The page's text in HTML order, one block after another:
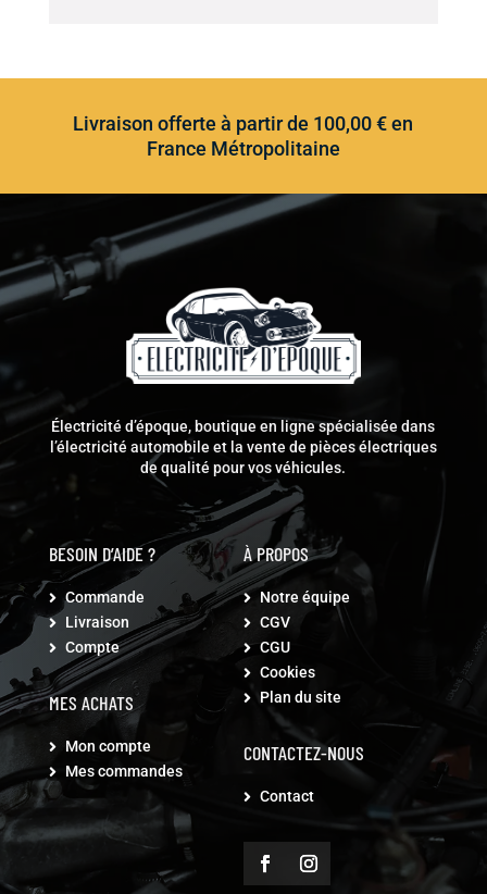
Livraison offerte à partir de 100,00 € en
France Métropolitaine
Électricité d’époque, boutique en ligne spécialisée dans
l’électricité automobile et la vente de pièces électriques
de qualité pour vos véhicules.
BESOIN D’AIDE ?
 Commande
 Livraison
 Compte
MES ACHATS
 Mon compte
 Mes commandes
À PROPOS
 Notre équipe
 CGV
 CGU
 Cookies
 Plan du site
CONTACTEZ-NOUS
 Contact